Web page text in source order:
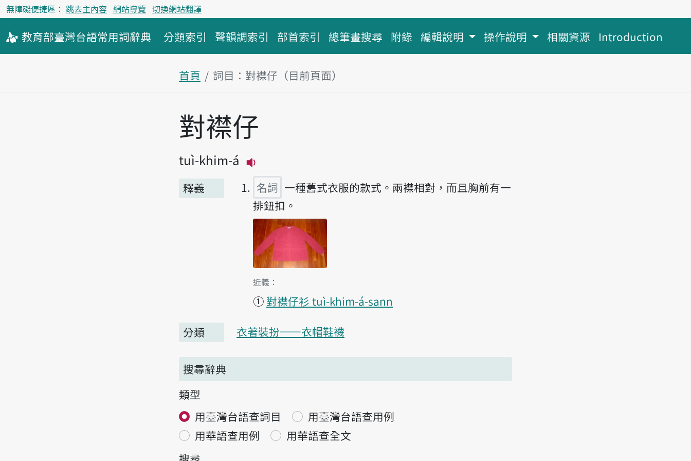
無障礙便捷區： 跳去主內容 網站導覽 切換網站翻譯
教育部臺灣台語常用詞辭典 分類索引 聲韻調索引 部首索引 總筆畫搜尋 附錄 編輯說明 操作說明 相關資源 Introduction
首頁 詞目：對襟仔（目前頁面）
主內容區塊
對襟仔
tuì-khim-á
釋義
名詞 一種舊式衣服的款式。兩襟相對，而且胸前有一
排鈕扣。
第1項釋義的
近義：
① 對襟仔衫 tuì-khim-á-sann
分類 衣著裝扮——衣帽鞋襪
搜尋辭典
類型
用臺灣台語查詞目
用臺灣台語查用例
用華語查用例
用華語查全文